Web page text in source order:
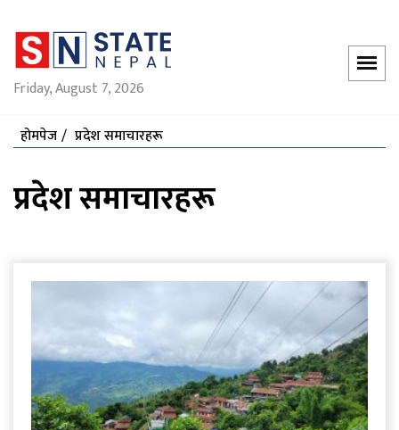
Friday, August 7, 2026
होमपेज
प्रदेश समाचारहरू
प्रदेश समाचारहरू